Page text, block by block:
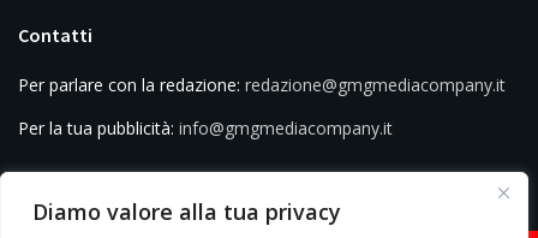
Diamo valore alla tua privacy
Contatti
Per parlare con la redazione: redazione@gmgmediacompany.it
Per la tua pubblicità: info@gmgmediacompany.it